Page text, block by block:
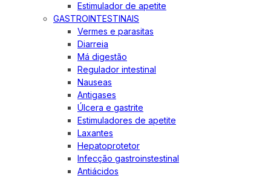
Estimulador de apetite
GASTROINTESTINAIS
Vermes e parasitas
Diarreia
Má digestão
Regulador intestinal
Nauseas
Antigases
Úlcera e gastrite
Estimuladores de apetite
Laxantes
Hepatoprotetor
Infecção gastroinstestinal
Antiácidos